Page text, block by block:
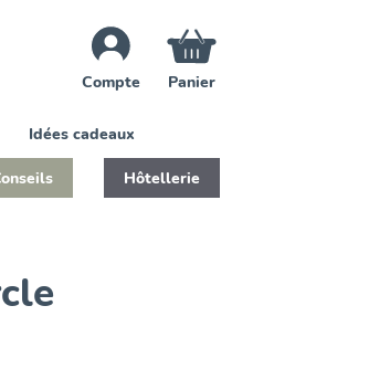
Compte Panier
Idées cadeaux
Hôtellerie